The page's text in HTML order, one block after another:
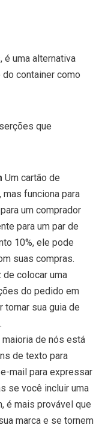
é uma alternativa
container como
que
Um cartão de
mas funciona para
um comprador
para um par de
10%, ele pode
suas compras.
de colocar uma
do pedido em
tornar sua guia de
maioria de nós está
de texto para
mail para expressar
se você incluir uma
é mais provável que
marca e se tornem